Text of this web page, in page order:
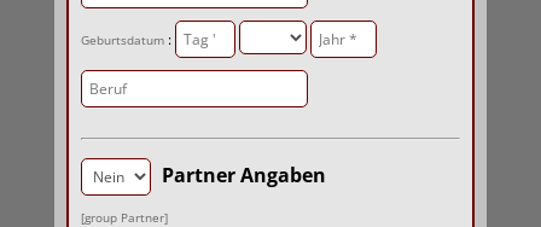
Geburtsdatum :
Partner Angaben
[group Partner]